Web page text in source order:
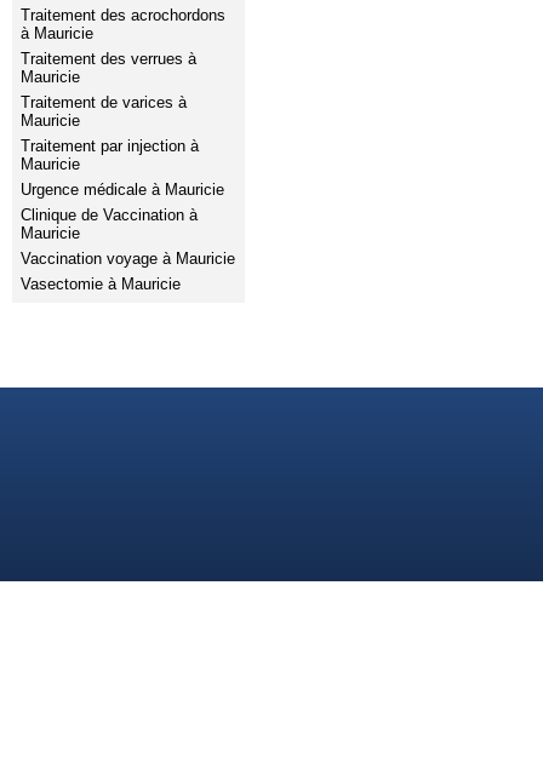
Traitement des acrochordons
à Mauricie
Traitement des verrues à
Mauricie
Traitement de varices à
Mauricie
Traitement par injection à
Mauricie
Urgence médicale à Mauricie
Clinique de Vaccination à
Mauricie
Vaccination voyage à Mauricie
Vasectomie à Mauricie